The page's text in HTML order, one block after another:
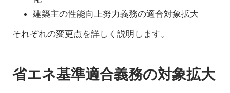
建築主の性能向上努力義務の適合対象拡大
それぞれの変更点を詳しく説明します。
省エネ基準適合義務の対象拡大